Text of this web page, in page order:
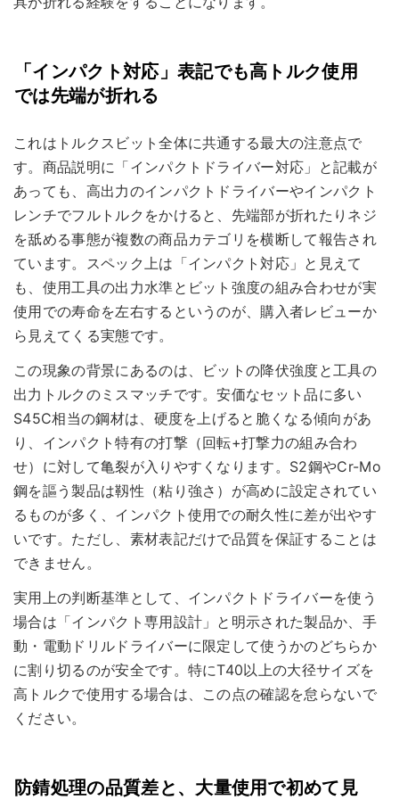
「インパクト対応」表記でも高トルク使用
では先端が折れる
これはトルクスビット全体に共通する最大の注意点で
す。商品説明に「インパクトドライバー対応」と記載が
あっても、高出力のインパクトドライバーやインパクト
レンチでフルトルクをかけると、先端部が折れたりネジ
を舐める事態が複数の商品カテゴリを横断して報告され
ています。スペック上は「インパクト対応」と見えて
も、使用工具の出力水準とビット強度の組み合わせが実
使用での寿命を左右するというのが、購入者レビューか
ら見えてくる実態です。
この現象の背景にあるのは、ビットの降伏強度と工具の
出力トルクのミスマッチです。安価なセット品に多い
S45C相当の鋼材は、硬度を上げると脆くなる傾向があ
り、インパクト特有の打撃（回転+打撃力の組み合わ
せ）に対して亀裂が入りやすくなります。S2鋼やCr-Mo
鋼を謳う製品は靱性（粘り強さ）が高めに設定されてい
るものが多く、インパクト使用での耐久性に差が出やす
いです。ただし、素材表記だけで品質を保証することは
できません。
実用上の判断基準として、インパクトドライバーを使う
場合は「インパクト専用設計」と明示された製品か、手
動・電動ドリルドライバーに限定して使うかのどちらか
に割り切るのが安全です。特にT40以上の大径サイズを
高トルクで使用する場合は、この点の確認を怠らないで
ください。
防錆処理の品質差と、大量使用で初めて見